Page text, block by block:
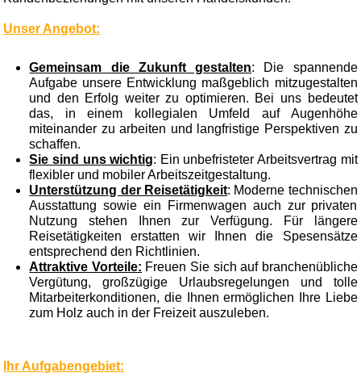
Unser Angebot:
Gemeinsam die Zukunft gestalten: Die spannende
Aufgabe unsere Entwicklung maßgeblich mitzugestalten
und den Erfolg weiter zu optimieren. Bei uns bedeutet
das, in einem kollegialen Umfeld auf Augenhöhe
miteinander zu arbeiten und langfristige Perspektiven zu
schaffen.
Sie sind uns wichtig: Ein unbefristeter Arbeitsvertrag mit
flexibler und mobiler Arbeitszeitgestaltung.
Unterstützung der Reisetätigkeit: Moderne technischen
Ausstattung sowie ein Firmenwagen auch zur privaten
Nutzung stehen Ihnen zur Verfügung. Für längere
Reisetätigkeiten erstatten wir Ihnen die Spesensätze
entsprechend den Richtlinien.
Attraktive Vorteile: Freuen Sie sich auf branchenübliche
Vergütung, großzügige Urlaubsregelungen und tolle
Mitarbeiterkonditionen, die Ihnen ermöglichen Ihre Liebe
zum Holz auch in der Freizeit auszuleben.
Ihr Aufgabengebiet: